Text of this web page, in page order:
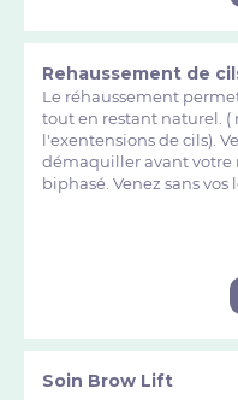
Rehaussement de
Le réhaussement
tout en restant naturel. (
l'exentensions de cils).
démaquiller avant votre
biphasé. Venez sans vos
Soin Brow Lift